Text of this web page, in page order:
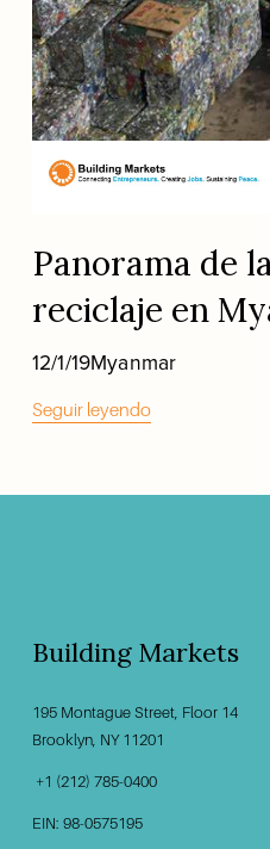
12/1/19Myanmar
Panorama de
reciclaje en
Seguir leyendo
Building Markets
195 Montague Street, Floor 14
Brooklyn, NY
+1 (212) 785-0400
EIN: 98-0575195